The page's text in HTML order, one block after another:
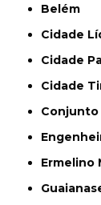
Belém
Cidade
Cidade
Cidade